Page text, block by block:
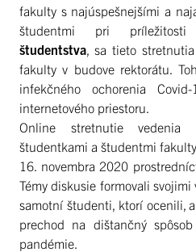
fakulty s najúspešnejšími a
študentmi pri
študentstva , sa tieto
fakulty v budove rektorátu.
infekčného ochorenia
internetového priestoru.
Online stretnutie
študentkami a študentmi
16. novembra 2020
Témy diskusie formovali
samotní študenti, ktorí ocenili,
prechod na dištančný
pandémie.